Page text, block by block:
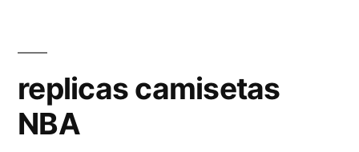
replicas camisetas
NBA